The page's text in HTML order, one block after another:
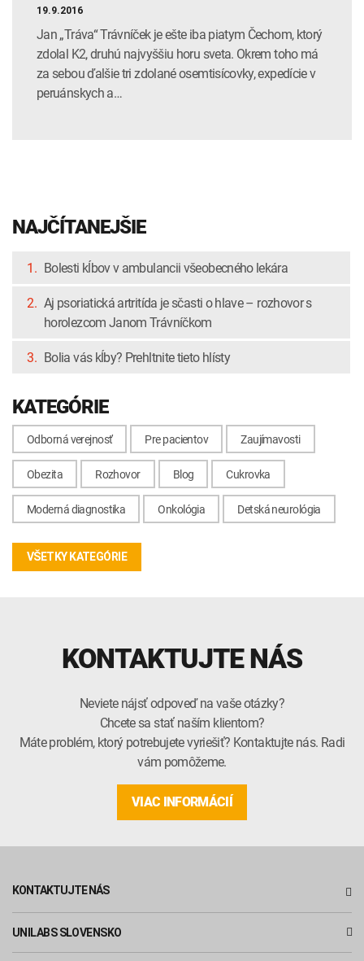
19.9.2016
Jan „Tráva“ Trávníček je ešte iba piatym Čechom, ktorý
zdolal K2, druhú najvyššiu horu sveta. Okrem toho má
za sebou ďalšie tri zdolané osem­tisícovky, expedície v
peruánskych a…
NAJČÍTANEJŠIE
1. Bolesti kĺbov v ambulancii všeobecného lekára
2. Aj psoriatická artritída je sčasti o hlave – rozhovor s
horolezcom Janom Trávníčkom
3. Bolia vás kĺby? Prehltnite tieto hlísty
KATEGÓRIE
Odborná verejnosť Pre pacientov Zaujímavosti
Obezita Rozhovor Blog Cukrovka
Moderná diagnostika Onkológia Detská neurológia
VŠETKY KATEGÓRIE
KONTAKTUJTE NÁS
Neviete nájsť odpoveď na vaše otázky?
Chcete sa stať naším klientom?
Máte problém, ktorý potrebujete vyriešiť? Kontaktujte nás. Radi
vám pomôžeme.
VIAC INFORMÁCIÍ
KONTAKTUJTE NÁS
UNILABS SLOVENSKO